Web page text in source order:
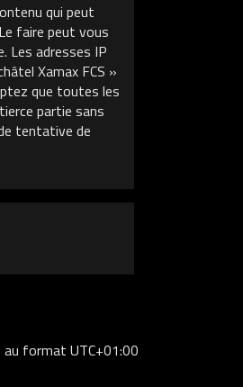
qui peut
faire peut vous
Les adresses IP
Xamax FCS »
que toutes les
partie sans
tentative de
au formatUTC+01:00